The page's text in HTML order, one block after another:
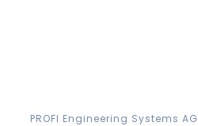
PROFI Engineering Systems AG